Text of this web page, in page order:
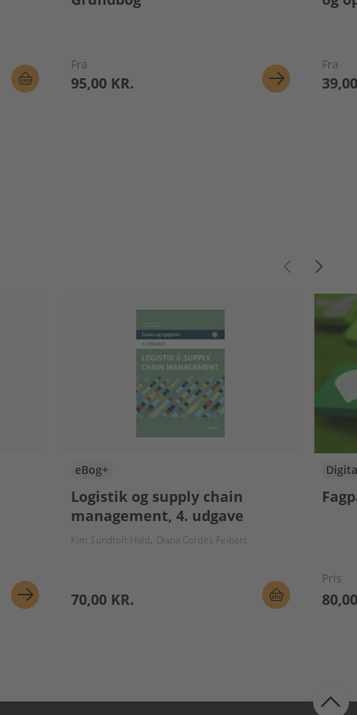
Fra
95,00 KR.
Fra
Diana Cordes Feibert
eBog+
Logistik og supply chain
management, 4. udgave
Kim Sundtoft Hald Diana Cordes Feibert
70,00 KR.
Pris